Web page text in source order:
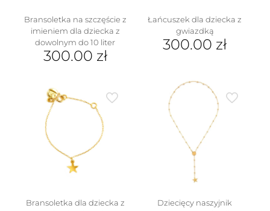
Bransoletka na szczęście z
imieniem dla dziecka z
dowolnym do 10 liter
300.00 zł
Łańcuszek dla dziecka z
gwiazdką
300.00 zł
Bransoletka dla dziecka z
Dziecięcy naszyjnik